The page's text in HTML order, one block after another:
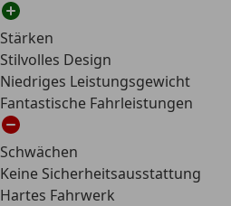
Stärken
Stilvolles Design
Niedriges Leistungsgewicht
Fantastische Fahrleistungen
Schwächen
Keine Sicherheitsausstattung
Hartes Fahrwerk